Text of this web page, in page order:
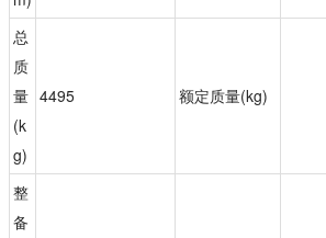
总
质
量
(k
g)
4495 额定质量(kg)
整
备